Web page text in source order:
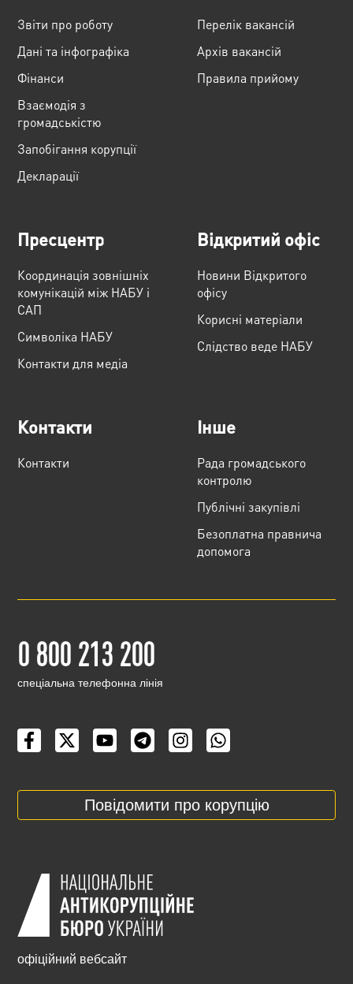
Звіти про роботу
Дані та інфографіка
Фінанси
Взаємодія з
громадськістю
Запобігання корупції
Декларації
Перелік вакансій
Архів вакансій
Правила прийому
Пресцентр
Координація зовнішніх
комунікацій між НАБУ і
САП
Cимволіка НАБУ
Контакти для медіа
Відкритий офіс
Новини Відкритого
офісу
Корисні матеріали
Слідство веде НАБУ
Контакти
Контакти
Інше
Рада громадського
контролю
Публічні закупівлі
Безоплатна правнича
допомога
0 800 213 200
cпеціальна телефонна лінія
Повідомити про корупцію
офіційний вебсайт